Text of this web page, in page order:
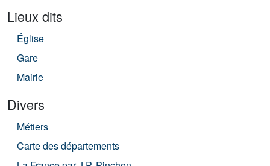
Lieux dits
Église
Gare
Mairie
Divers
Métiers
Carte des départements